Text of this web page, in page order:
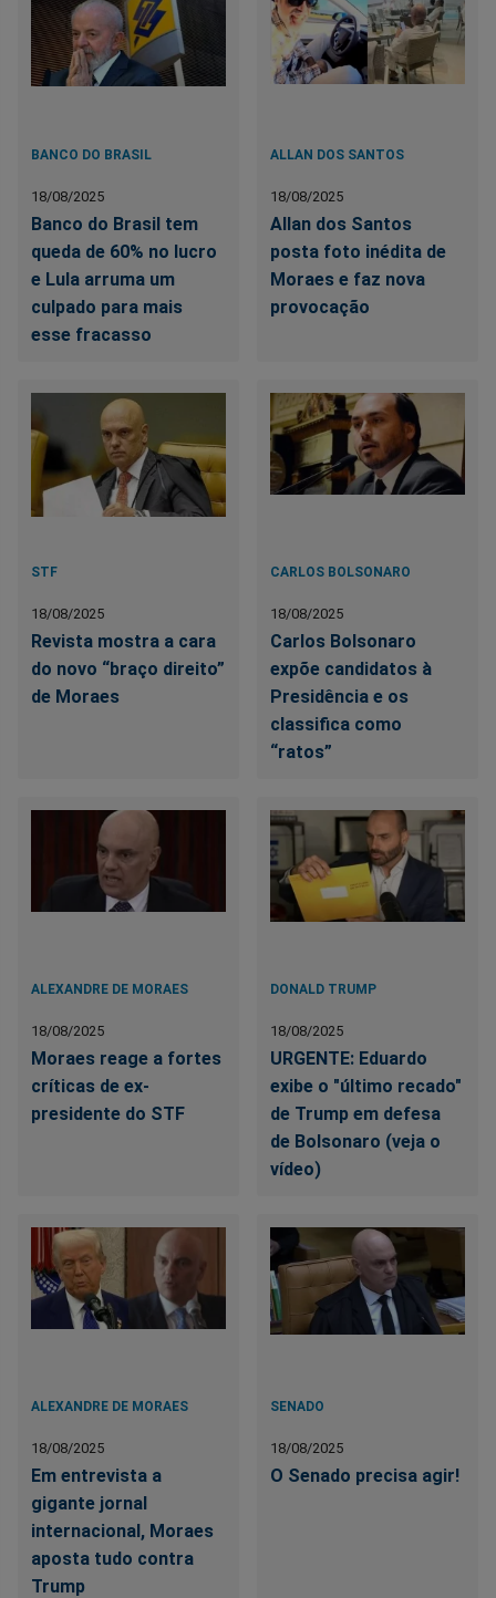
BANCO DO BRASIL
18/08/2025
Banco do Brasil tem
queda de 60% no lucro
e Lula arruma um
culpado para mais
esse fracasso
ALLAN DOS SANTOS
18/08/2025
Allan dos Santos
posta foto inédita de
Moraes e faz nova
provocação
STF
18/08/2025
Revista mostra a cara
do novo “braço direito”
de Moraes
CARLOS BOLSONARO
18/08/2025
Carlos Bolsonaro
expõe candidatos à
Presidência e os
classifica como
“ratos”
ALEXANDRE DE MORAES
18/08/2025
Moraes reage a fortes
críticas de ex-
presidente do STF
DONALD TRUMP
18/08/2025
URGENTE: Eduardo
exibe o "último recado"
de Trump em defesa
de Bolsonaro (veja o
vídeo)
ALEXANDRE DE MORAES
18/08/2025
Em entrevista a
gigante jornal
internacional, Moraes
aposta tudo contra
Trump
SENADO
18/08/2025
O Senado precisa agir!